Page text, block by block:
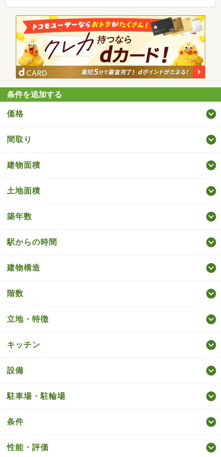
条件を追加する
価格
間取り
建物面積
土地面積
築年数
駅からの時間
建物構造
階数
立地・特徴
キッチン
設備
駐車場・駐輪場
条件
性能・評価